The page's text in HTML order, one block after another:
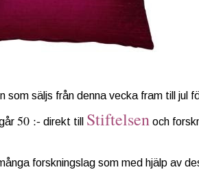
som säljs från denna vecka fram till jul
50 :- direkt till Stiftelsen och
forskningslag som med hjälp av